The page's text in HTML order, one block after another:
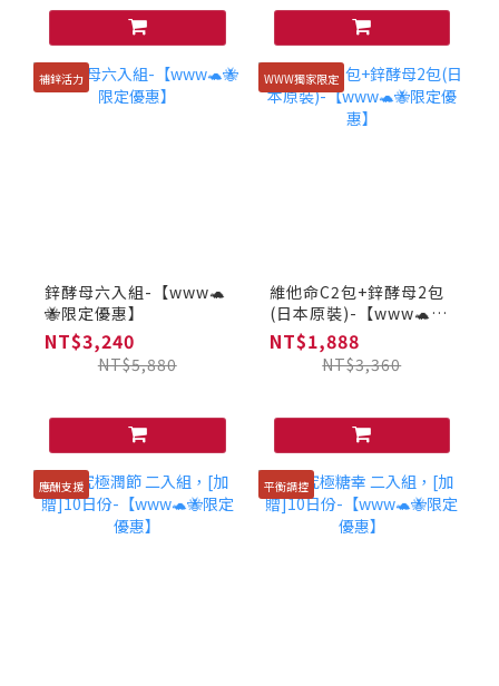
補鋅活力
鋅酵母六入組-【www🐢
🐝限定優惠】
NT$3,240
NT$5,880
WWW獨家限定
維他命C2包+鋅酵母2包
(日本原裝)-【www🐢🐝
限定優惠】
NT$1,888
NT$3,360
應酬支援 平衡調控